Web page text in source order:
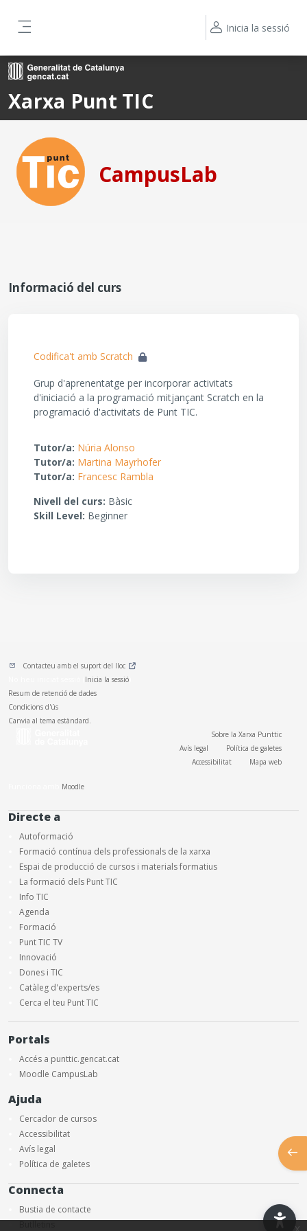
Xarxa Punt TIC
CampusLab
x
Inicia la sessió
Informació del curs
Codifica't amb Scratch
Grup d'aprenentatge per incorporar activitats
d'iniciació a la programació mitjançant Scratch en la
programació d'activitats de Punt TIC.
Tutor/a: Núria Alonso
Tutor/a: Martina Mayrhofer
Tutor/a: Francesc Rambla
Nivell del curs: Bàsic
Skill Level: Beginner
Contacteu amb el suport del lloc
Inicia la sessió
Resum de retenció de dades
Condicions d'ús
Canvia al tema estàndard.
Sobre la Xarxa Punttic
Avís legal
Política de galetes
Accessibilitat
Mapa web
Moodle
Directe a
Autoformació
Formació contínua dels professionals de la xarxa
Espai de producció de cursos i materials formatius
La formació dels Punt TIC
Info TIC
Agenda
Formació
Punt TIC TV
Innovació
Dones i TIC
Catàleg d'experts/es
Cerca el teu Punt TIC
Portals
Accés a punttic.gencat.cat
Moodle CampusLab
Ajuda
Cercador de cursos
Accessibilitat
Avís legal
Política de galetes
Connecta
Bustia de contacte